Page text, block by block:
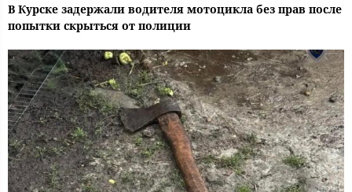
В Курске задержали водителя мотоцикла без прав после
попытки скрыться от полиции